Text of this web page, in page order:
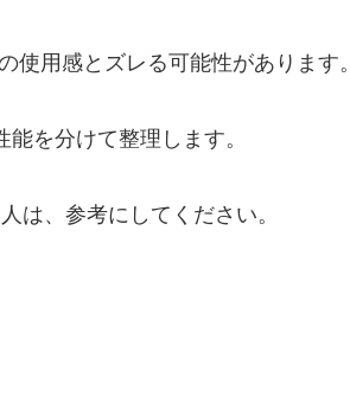
使用感とズレる可能性があります。
を分けて整理します。
は、参考にしてください。